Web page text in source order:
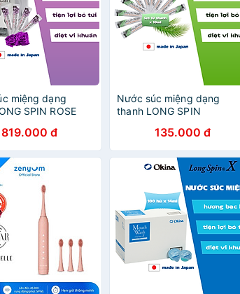
miệng dạng
SPIN ROSE
thanh x 10ml
819.000 đ
Nước súc miệng dạng
thanh LONG SPIN
hương Thảo Mộc – Combo
10 thanh x 10ml
135.000 đ